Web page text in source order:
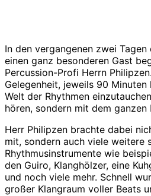
In den vergangenen zwei
einen ganz besonderen Gast
Percussion-Profi Herrn
Gelegenheit, jeweils 90
Welt der Rhythmen
hören, sondern mit dem ganzen
Herr Philipzen brachte dabei
mit, sondern auch viele weitere
Rhythmusinstrumente wie
den Guiro, Klanghölzer, eine
und noch viele mehr. Schnell
großer Klangraum voller Beats